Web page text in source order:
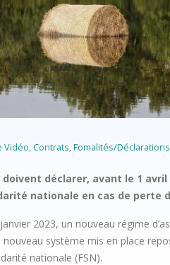
Vidéo,Contrats,Fomalités/Déclarations
déclarer, avant le 1
nationale en cas de perte
2023, un nouveau régime
système mis en place
nationale (FSN).